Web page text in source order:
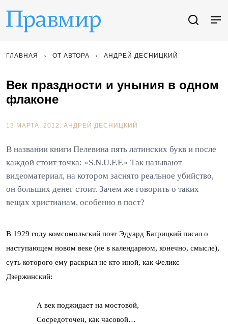
ГЛАВНАЯ ОТ АВТОРА АНДРЕЙ ДЕСНИЦКИЙ
Век праздности и уныния в одном
флаконе
13 МАРТА, 2012. АНДРЕЙ ДЕСНИЦКИЙ
В названии книги Пелевина пять латинских букв и после
каждой стоит точка: «S.N.U.F.F.» Так называют
видеоматериал, на котором заснято реальное убийство,
он больших денег стоит. Зачем же говорить о таких
вещах христианам, особенно в пост?
В 1929 году комсомольский поэт Эдуард Багрицкий писал о
наступающем новом веке (не в календарном, конечно, смысле),
суть которого ему раскрыл не кто иной, как Феликс
Дзержинский:
А век поджидает на мостовой,
Сосредоточен, как часовой…